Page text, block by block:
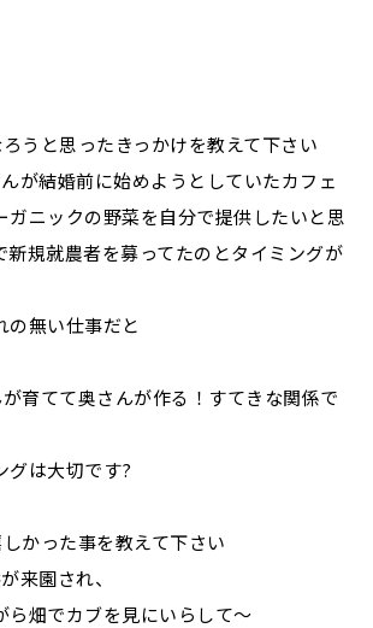
うと思ったきっかけを教えて下さい
が結婚前に始めようとしていたカフェ
ガニックの野菜を自分で提供したいと思
新規就農者を募ってたのとタイミングが
の無い仕事だと
育てて奥さんが作る！すてきな関係で
グは大切です?
かった事を教えて下さい
来園され、
ら畑でカブを見にいらして〜